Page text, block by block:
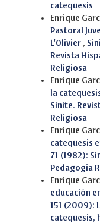
catequesis
Enrique
Pastoral
L'Olivier ,
Revista
Religiosa
Enrique
la
Sinite.
Religiosa
Enrique
catequesis
71 (1982):
Pedagogía
Enrique
educación
151 (2009):
catequesis,